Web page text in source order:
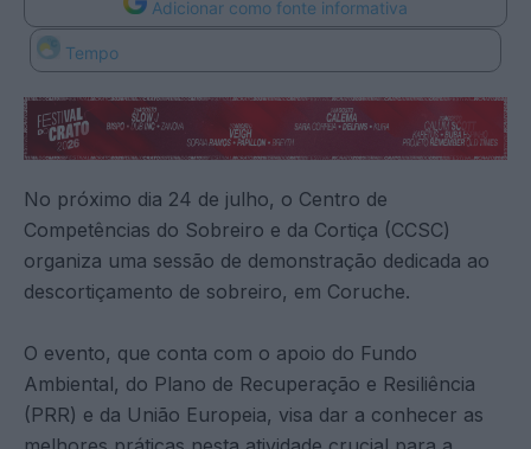
Adicionar como fonte informativa
Tempo
No próximo dia 24 de julho, o Centro de
Competências do Sobreiro e da Cortiça (CCSC)
organiza uma sessão de demonstração dedicada ao
descortiçamento de sobreiro, em Coruche.
O evento, que conta com o apoio do Fundo
Ambiental, do Plano de Recuperação e Resiliência
(PRR) e da União Europeia, visa dar a conhecer as